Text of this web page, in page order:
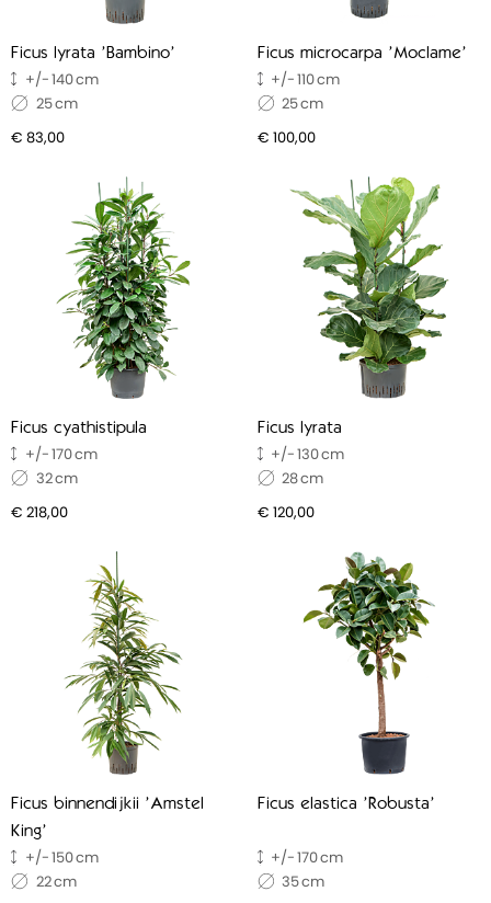
Ficus lyrata 'Bambino'
140
25
€ 83,00
Ficus microcarpa 'Moclame'
110
25
€ 100,00
Ficus cyathistipula
170
32
€ 218,00
Ficus lyrata
130
28
€ 120,00
Ficus binnendijkii 'Amstel
King'
150
22
Ficus elastica 'Robusta'
170
35